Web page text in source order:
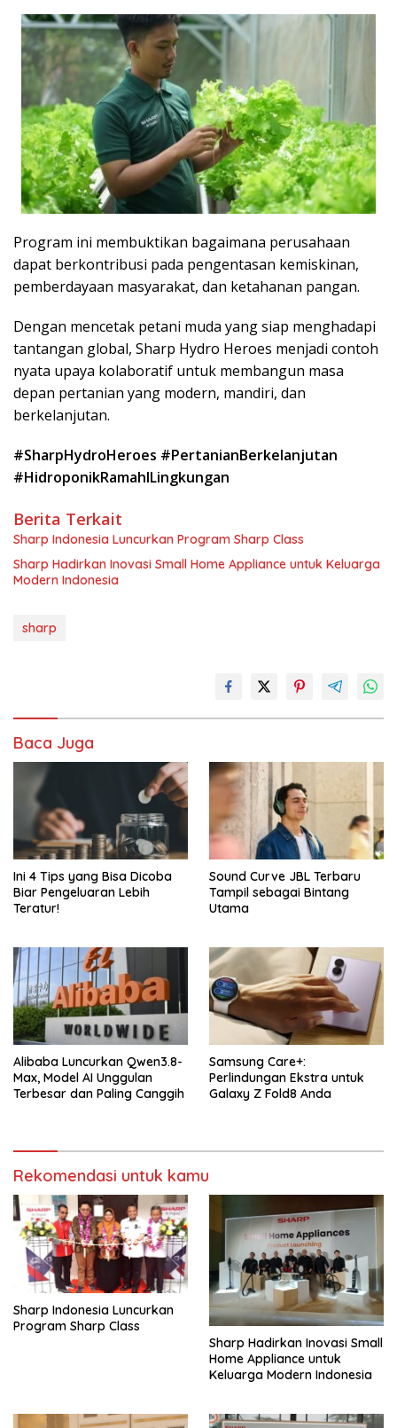
Program ini membuktikan bagaimana perusahaan
dapat berkontribusi pada pengentasan kemiskinan,
pemberdayaan masyarakat, dan ketahanan pangan.
Dengan mencetak petani muda yang siap menghadapi
tantangan global, Sharp Hydro Heroes menjadi contoh
nyata upaya kolaboratif untuk membangun masa
depan pertanian yang modern, mandiri, dan
berkelanjutan.
#SharpHydroHeroes #PertanianBerkelanjutan
#HidroponikRamahlLingkungan
Berita Terkait
Sharp Indonesia Luncurkan Program Sharp Class
Sharp Hadirkan Inovasi Small Home Appliance untuk Keluarga
Modern Indonesia
sharp
Baca Juga
Ini 4 Tips yang Bisa Dicoba
Biar Pengeluaran Lebih
Teratur!
Sound Curve JBL Terbaru
Tampil sebagai Bintang
Utama
Alibaba Luncurkan Qwen3.8-
Max, Model AI Unggulan
Terbesar dan Paling Canggih
Samsung Care+:
Perlindungan Ekstra untuk
Galaxy Z Fold8 Anda
Rekomendasi untuk kamu
Sharp Indonesia Luncurkan
Program Sharp Class
Sharp Hadirkan Inovasi Small
Home Appliance untuk
Keluarga Modern Indonesia